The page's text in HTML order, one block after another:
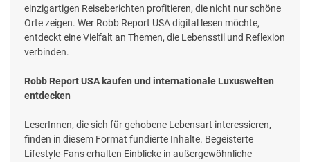
einzigartigen Reiseberichten profitieren, die nicht nur schöne
Orte zeigen. Wer Robb Report USA digital lesen möchte,
entdeckt eine Vielfalt an Themen, die Lebensstil und Reflexion
verbinden.
Robb Report USA kaufen und internationale Luxuswelten
entdecken
LeserInnen, die sich für gehobene Lebensart interessieren,
finden in diesem Format fundierte Inhalte. Begeisterte
Lifestyle-Fans erhalten Einblicke in außergewöhnliche